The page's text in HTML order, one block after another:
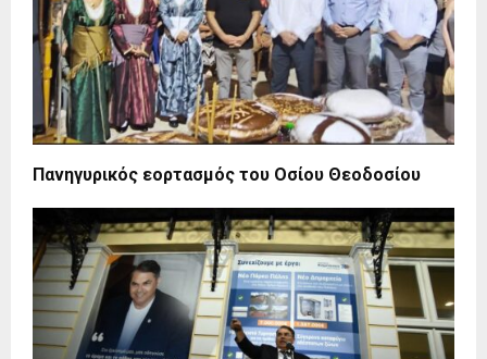
Πανηγυρικός εορτασμός του Οσίου Θεοδοσίου